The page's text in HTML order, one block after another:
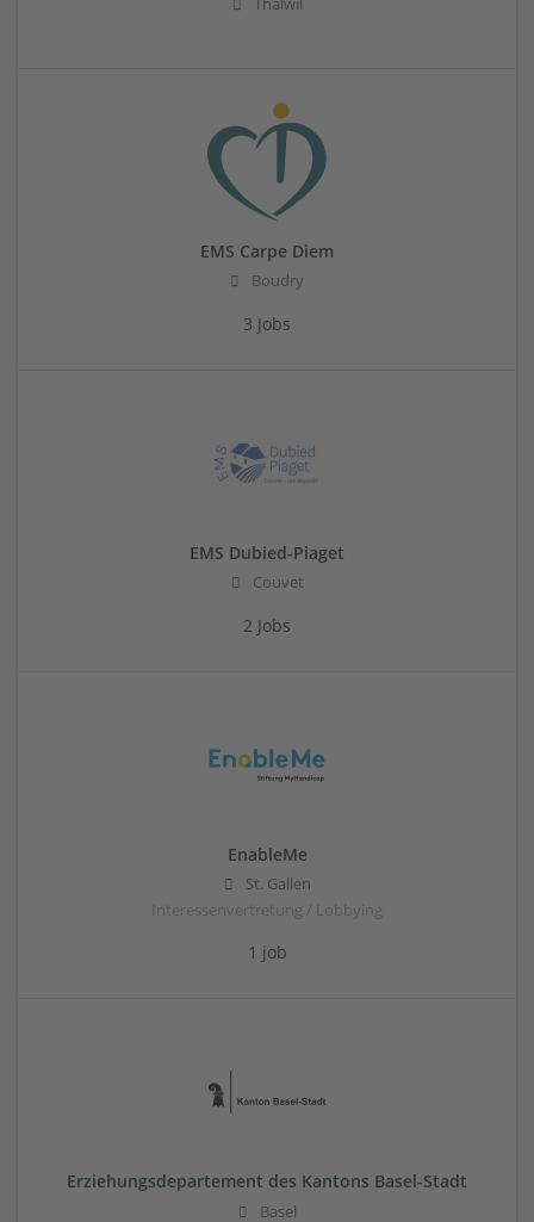
EMS Carpe Diem
Boudry
3 Jobs
EMS Dubied-Piaget
Couvet
2 Jobs
EnableMe
St. Gallen
Interessenvertretung / Lobbying
1 job
Erziehungsdepartement des Kantons Basel-Stadt
Basel